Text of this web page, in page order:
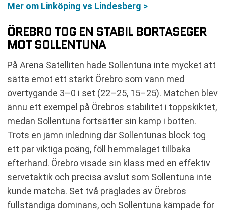
Mer om Linköping vs Lindesberg >
ÖREBRO TOG EN STABIL BORTASEGER
MOT SOLLENTUNA
På Arena Satelliten hade Sollentuna inte mycket att
sätta emot ett starkt Örebro som vann med
övertygande 3–0 i set (22–25, 15–25). Matchen blev
ännu ett exempel på Örebros stabilitet i toppskiktet,
medan Sollentuna fortsätter sin kamp i botten.
Trots en jämn inledning där Sollentunas block tog
ett par viktiga poäng, föll hemmalaget tillbaka
efterhand. Örebro visade sin klass med en effektiv
servetaktik och precisa avslut som Sollentuna inte
kunde matcha. Set två präglades av Örebros
fullständiga dominans, och Sollentuna kämpade för